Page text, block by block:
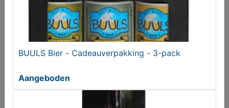
ZZP-er in dier- en groensector.
BUULS Bier - Cadeauverpakking - 3-pack
Aangeboden